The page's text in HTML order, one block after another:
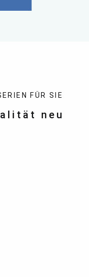
FÜR SIE
neu